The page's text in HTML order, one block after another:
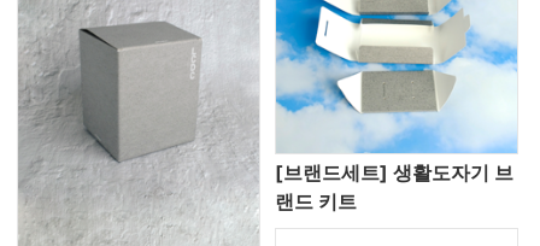
[브랜드세트] 생활도자기 브
랜드 키트